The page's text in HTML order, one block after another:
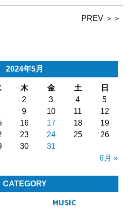
PREV ＞＞
2024年5月
木 金 土 日
6月 »
2 3 4
5
9 10 11
12
16 17 18
19
23 24 25
26
30 31
CATEGORY
MUSIC